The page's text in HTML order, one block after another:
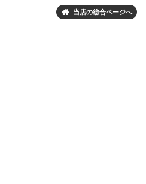
 当店の総合ページへ